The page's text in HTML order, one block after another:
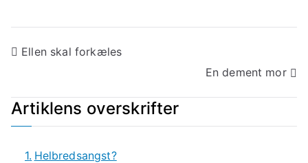
Indlægsnavigation
Ellen skal forkæles
En dement mor
Artiklens overskrifter
Helbredsangst?